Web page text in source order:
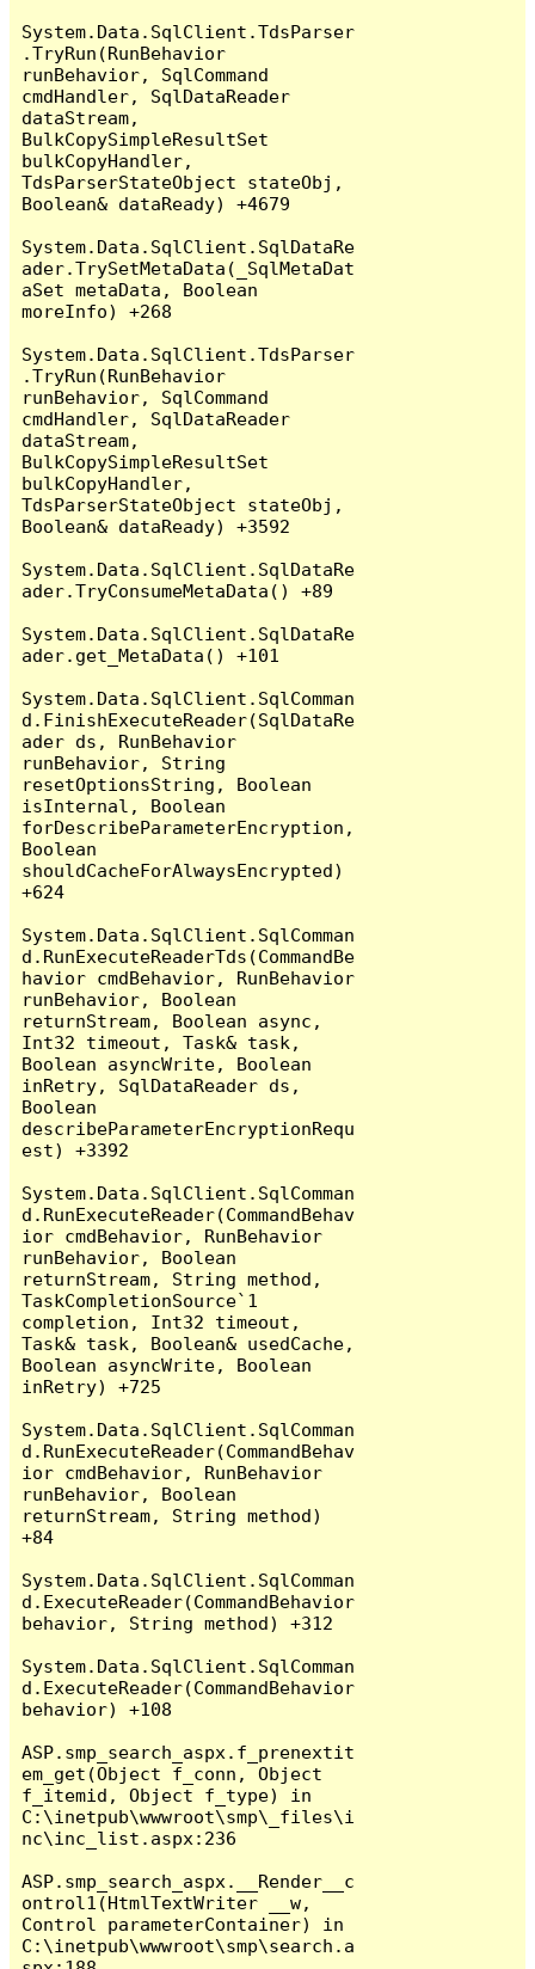
System.Data.SqlClient.TdsParser
.TryRun(RunBehavior
runBehavior, SqlCommand
cmdHandler, SqlDataReader
dataStream,
BulkCopySimpleResultSet
bulkCopyHandler,
TdsParserStateObject stateObj,
Boolean& dataReady) +4679
System.Data.SqlClient.SqlDataRe
ader.TrySetMetaData(_SqlMetaDat
aSet metaData, Boolean
moreInfo) +268
System.Data.SqlClient.TdsParser
.TryRun(RunBehavior
runBehavior, SqlCommand
cmdHandler, SqlDataReader
dataStream,
BulkCopySimpleResultSet
bulkCopyHandler,
TdsParserStateObject stateObj,
Boolean& dataReady) +3592
System.Data.SqlClient.SqlDataRe
ader.TryConsumeMetaData() +89
System.Data.SqlClient.SqlDataRe
ader.get_MetaData() +101
System.Data.SqlClient.SqlComman
d.FinishExecuteReader(SqlDataRe
ader ds, RunBehavior
runBehavior, String
resetOptionsString, Boolean
isInternal, Boolean
forDescribeParameterEncryption,
Boolean
shouldCacheForAlwaysEncrypted)
+624
System.Data.SqlClient.SqlComman
d.RunExecuteReaderTds(CommandBe
havior cmdBehavior, RunBehavior
runBehavior, Boolean
returnStream, Boolean async,
Int32 timeout, Task& task,
Boolean asyncWrite, Boolean
inRetry, SqlDataReader ds,
Boolean
describeParameterEncryptionRequ
est) +3392
System.Data.SqlClient.SqlComman
d.RunExecuteReader(CommandBehav
ior cmdBehavior, RunBehavior
runBehavior, Boolean
returnStream, String method,
TaskCompletionSource`1
completion, Int32 timeout,
Task& task, Boolean& usedCache,
Boolean asyncWrite, Boolean
inRetry) +725
System.Data.SqlClient.SqlComman
d.RunExecuteReader(CommandBehav
ior cmdBehavior, RunBehavior
runBehavior, Boolean
returnStream, String method)
+84
System.Data.SqlClient.SqlComman
d.ExecuteReader(CommandBehavior
behavior, String method) +312
System.Data.SqlClient.SqlComman
d.ExecuteReader(CommandBehavior
behavior) +108
ASP.smp_search_aspx.f_prenextit
em_get(Object f_conn, Object
f_itemid, Object f_type) in
C:\inetpub\wwwroot\smp\_files\i
nc\inc_list.aspx:236
ASP.smp_search_aspx.__Render__c
ontrol1(HtmlTextWriter __w,
Control parameterContainer) in
C:\inetpub\wwwroot\smp\search.a